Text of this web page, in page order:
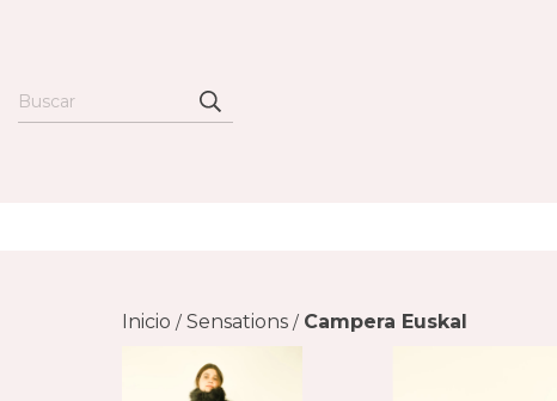
Inicio / Sensations / Campera Euskal